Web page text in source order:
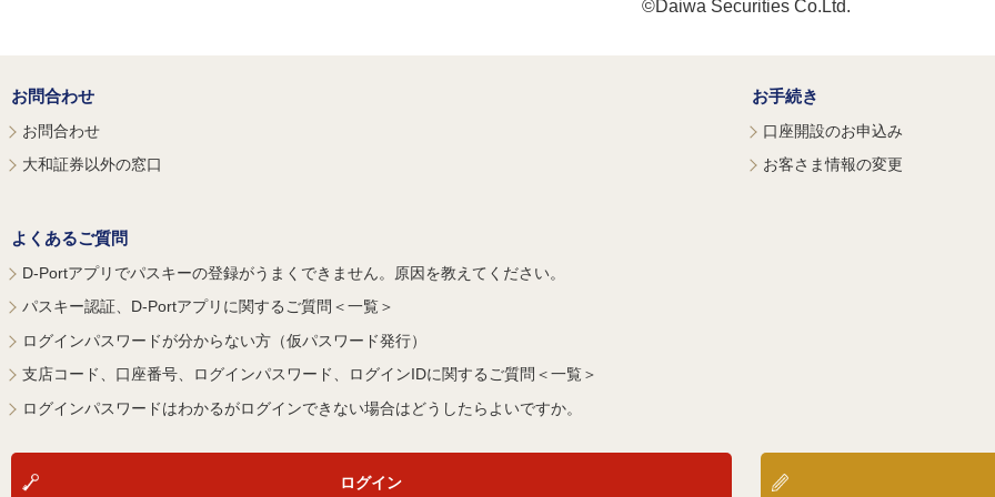
©Daiwa Securities Co.Ltd.
お問合わせ
お問合わせ
大和証券以外の窓口
お手続き
口座開設のお申込み
お客さま情報の変更
よくあるご質問
D-Portアプリでパスキーの登録がうまくできません。原因を教えてください。
パスキー認証、D-Portアプリに関するご質問＜一覧＞
ログインパスワードが分からない方（仮パスワード発行）
支店コード、口座番号、ログインパスワード、ログインIDに関するご質問＜一覧＞
ログインパスワードはわかるがログインできない場合はどうしたらよいですか。
ログイン